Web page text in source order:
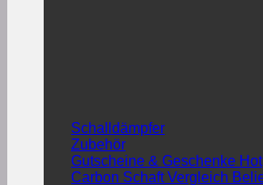
Schalldämpfer
Zubehör
Gutscheine & Geschenke
Carbon Schaft Vergleich